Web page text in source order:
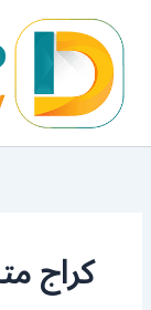
المحتوى
كراج